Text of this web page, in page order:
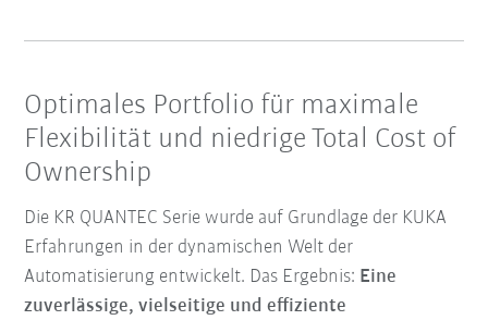
Optimales Portfolio für maximale
Flexibilität und niedrige Total Cost of
Ownership
Die KR QUANTEC Serie wurde auf Grundlage der KUKA
Erfahrungen in der dynamischen Welt der
Automatisierung entwickelt. Das Ergebnis: Eine
zuverlässige, vielseitige und effiziente